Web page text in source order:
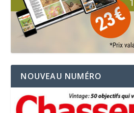
NOUVEAU NUMÉRO